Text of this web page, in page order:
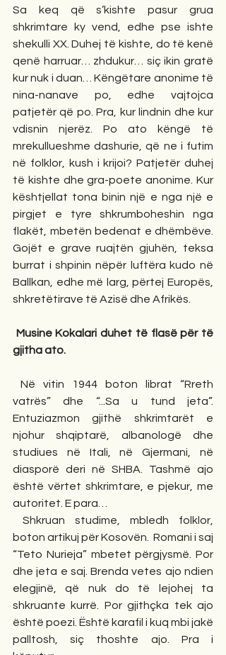
Sa keq që s’kishte pasur grua
shkrimtare ky vend, edhe pse ishte
shekulli XX. Duhej të kishte, do të kenë
qenë harruar… zhdukur… siç ikin gratë
kur nuk i duan… Këngëtare anonime të
nina-nanave po, edhe vajtojca
patjetër që po. Pra, kur lindnin dhe kur
vdisnin njerëz. Po ato këngë të
mrekullueshme dashurie, që ne i futim
në folklor, kush i krijoi? Patjetër duhej
të kishte dhe gra-poete anonime. Kur
kështjellat tona binin një e nga një e
pirgjet e tyre shkrumboheshin nga
flakët, mbetën bedenat e dhëmbëve.
Gojët e grave ruajtën gjuhën, teksa
burrat i shpinin nëpër luftëra kudo në
Ballkan, edhe më larg, përtej Europës,
shkretëtirave të Azisë dhe Afrikës.
Musine Kokalari duhet të flasë për të
gjitha ato.
Në vitin 1944 boton librat “Rreth
vatrës” dhe “...Sa u tund jeta”.
Entuziazmon gjithë shkrimtarët e
njohur shqiptarë, albanologë dhe
studiues në Itali, në Gjermani, në
diasporë deri në SHBA. Tashmë ajo
është vërtet shkrimtare, e pjekur, me
autoritet. E para…
Shkruan studime, mbledh folklor,
boton artikuj për Kosovën.  Romani i saj
“Teto Nurieja” mbetet përgjysmë. Por
dhe jeta e saj. Brenda vetes ajo ndien
elegjinë, që nuk do të lejohej ta
shkruante kurrë. Por gjithçka tek ajo
është poezi. Është karafil i kuq mbi jakë
palltosh, siç thoshte ajo. Pra i